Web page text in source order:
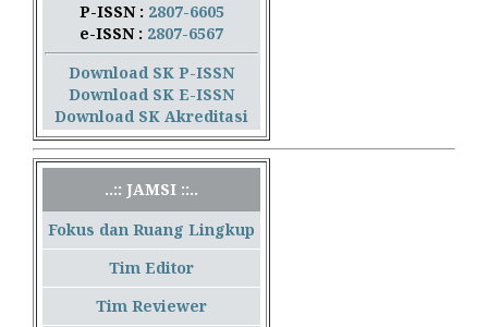
P-ISSN : 2807-6605
e-ISSN : 2807-6567
Download SK P-ISSN
Download SK E-ISSN
Download SK Akreditasi
..:: JAMSI ::..
Fokus dan Ruang Lingkup
Tim Editor
Tim Reviewer